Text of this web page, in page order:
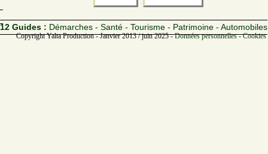
12 Guides : Démarches - Santé - Tourisme - Patrimoine - Automobiles
Copyright Yalta Production - Janvier 2013 / juin 2025 -Données personnelles -